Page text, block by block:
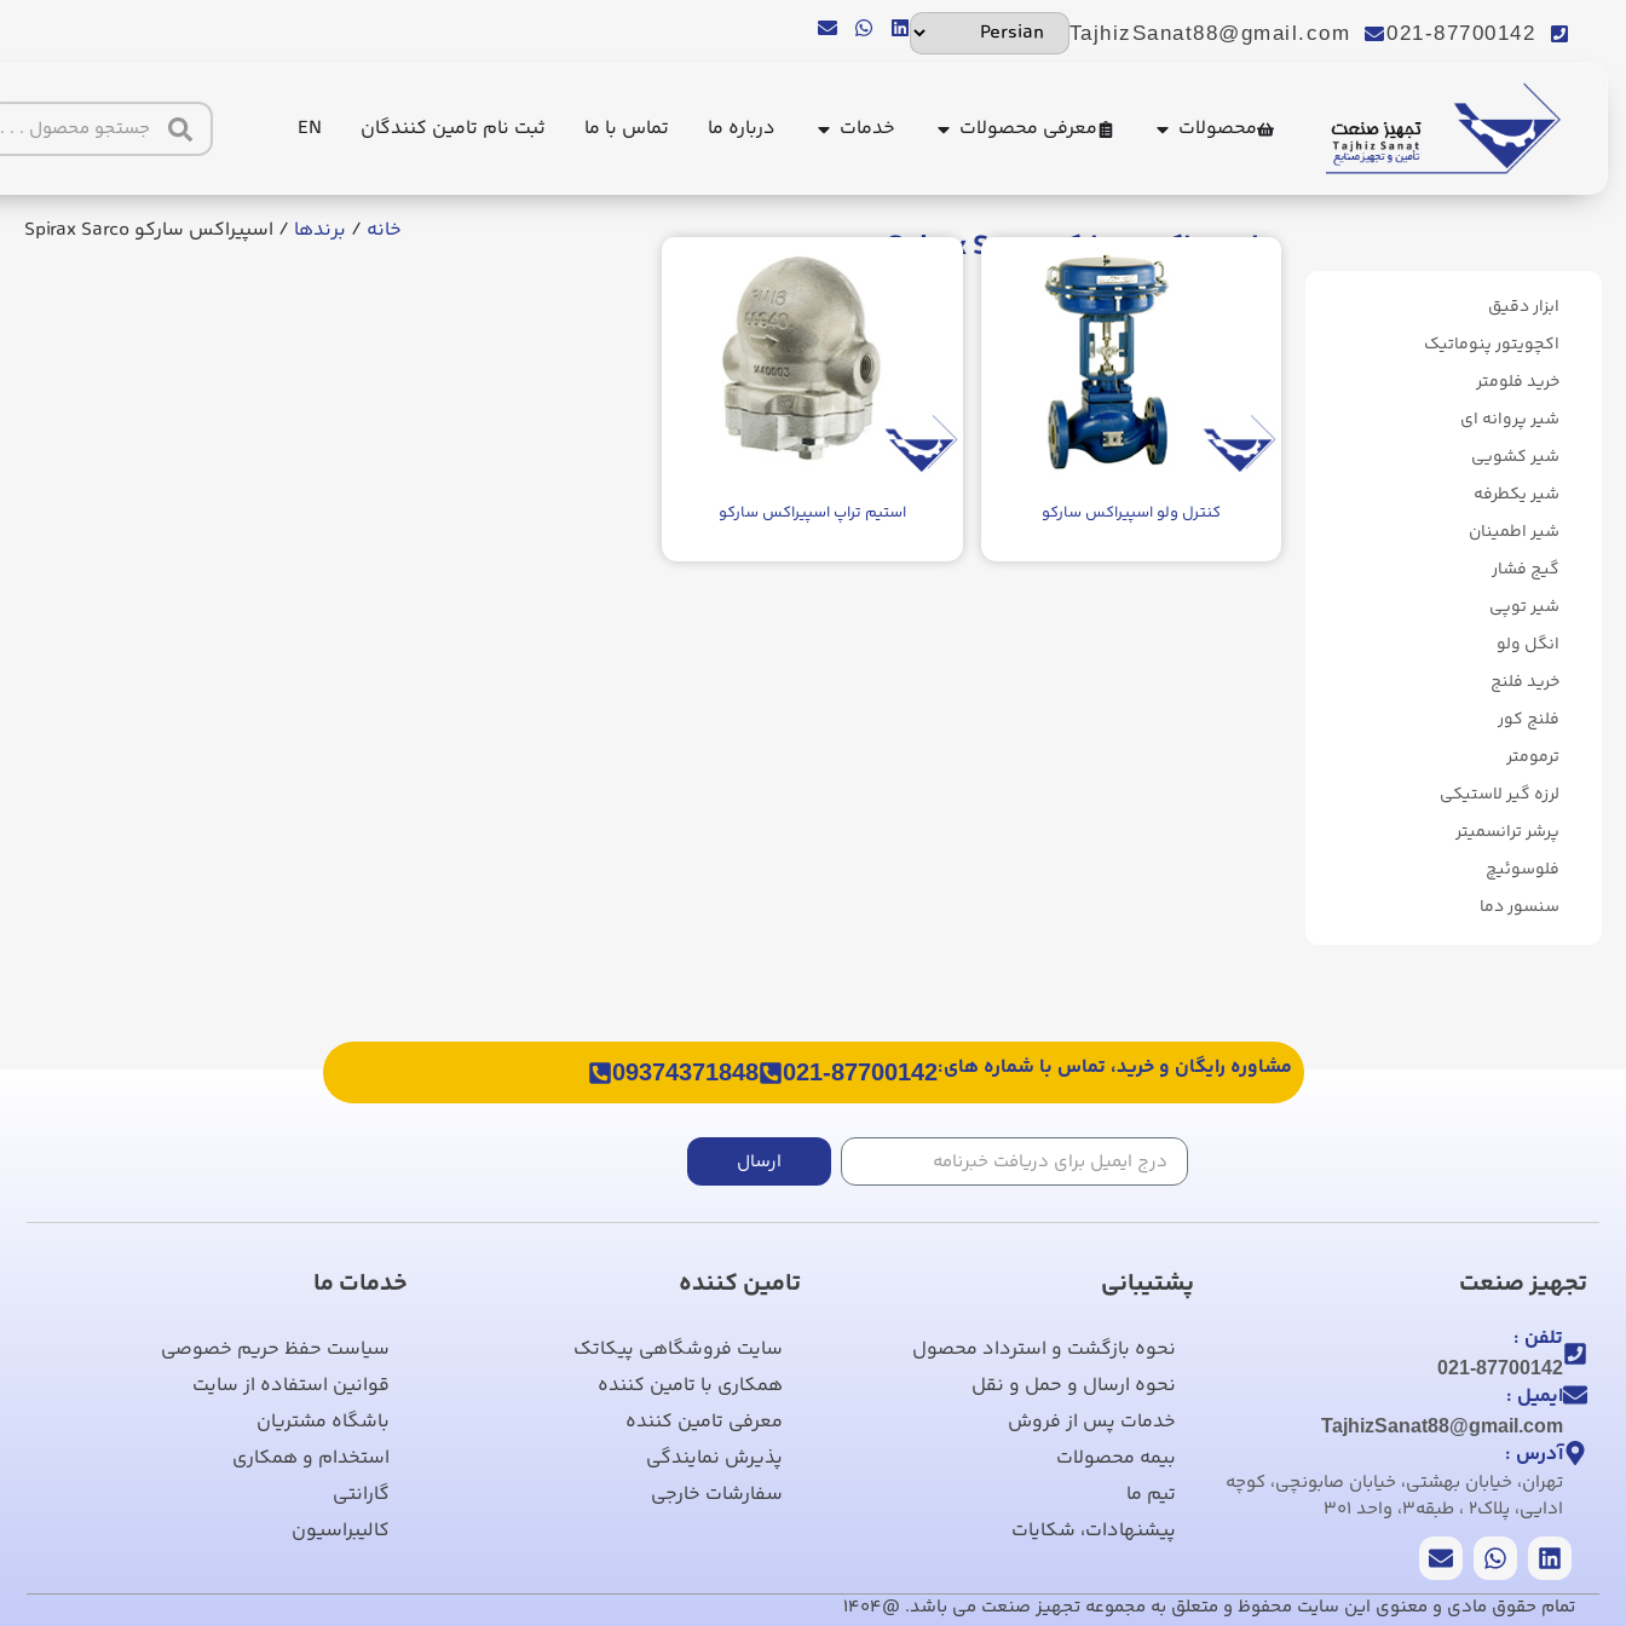
021-87700142
TajhizSanat88@gmail.com
محصولات معرفی محصولات خدمات درباره ما تماس با ما ثبت نام تامین کنندگان EN
ابزار دقیق
اکچویتور پنوماتیک
خرید فلومتر
شیر پروانه ای
شیر کشویی
شیر یکطرفه
شیر اطمینان
گیج فشار
شیر توپی
انگل ولو
خرید فلنج
فلنج کور
ترمومتر
لرزه گیر لاستیکی
پرشر ترانسمیتر
فلوسوئیچ
سنسور دما
اسپیراکس سارکو Spirax Sarco خانه / برندها / اسپیراکس سارکو Spirax Sarco
کنترل ولو اسپیراکس سارکو استیم تراپ اسپیراکس سارکو
مشاوره رایگان و خرید، تماس با شماره های:021-87700142
09374371848
ارسال
تجهیز صنعت
تلفن :
021-87700142
ایمیل :
TajhizSanat88@gmail.com
آدرس :
تهران، خیابان بهشتی، خیابان صابونچی، کوچه
ادایی، پلاک2 ، طبقه3، واحد 301
پشتیبانی
نحوه بازگشت و استرداد محصول
نحوه ارسال و حمل و نقل
خدمات پس از فروش
بیمه محصولات
تیم ما
پیشنهادات، شکایات
تامین کننده
سایت فروشگاهی پیکاتک
همکاری با تامین کننده
معرفی تامین کننده
پذیرش نمایندگی
سفارشات خارجی
خدمات ما
سیاست حفظ حریم خصوصی
قوانین استفاده از سایت
باشگاه مشتریان
استخدام و همکاری
گارانتی
کالیبراسیون
تمام حقوق مادی و معنوی این سایت محفوظ و متعلق به مجموعه تجهیز صنعت می باشد. @1404